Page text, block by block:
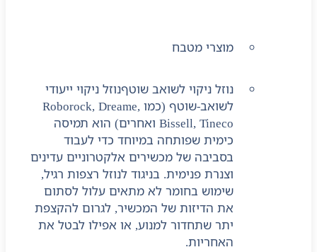
מוצרי מטבח
נוזל ניקוי לשואב שוטףנוזל ניקוי ייעודי
לשואב-שוטף (כמו Roborock, Dreame,
Bissell, Tineco ואחרים) הוא תמיסה
כימית שפותחה במיוחד כדי לעבוד
בסביבה של מכשירים אלקטרוניים עדינים
וצנרת פנימית. בניגוד לנוזל רצפות רגיל,
שימוש בחומר לא מתאים עלול לסתום
את הדיזות של המכשיר, לגרום להקצפת
יתר שתחדור למנוע, או אפילו לבטל את
האחריות.